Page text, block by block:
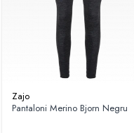
Zajo
Pantaloni Merino Bjorn Negru